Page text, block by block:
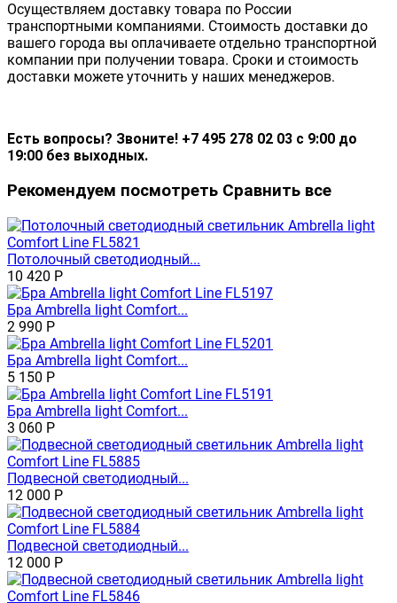
Осуществляем доставку товара по России
транспортными компаниями. Стоимость доставки до
вашего города вы оплачиваете отдельно транспортной
компании при получении товара. Сроки и стоимость
доставки можете уточнить у наших менеджеров.
Есть вопросы? Звоните! +7 495 278 02 03 с 9:00 до
19:00 без выходных.
Рекомендуем посмотреть Сравнить все
Потолочный светодиодный...
10 420 Р
Бра Ambrella light Comfort...
2 990 Р
Бра Ambrella light Comfort...
5 150 Р
Бра Ambrella light Comfort...
3 060 Р
Подвесной светодиодный...
12 000 Р
Подвесной светодиодный...
12 000 Р